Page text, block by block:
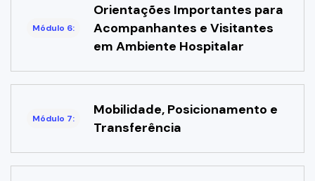
Módulo 6:
Orientações Importantes para
Acompanhantes e Visitantes
em Ambiente Hospitalar
Módulo 7:
Mobilidade, Posicionamento e
Transferência